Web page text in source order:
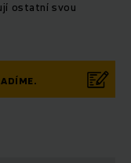
ostatní svou